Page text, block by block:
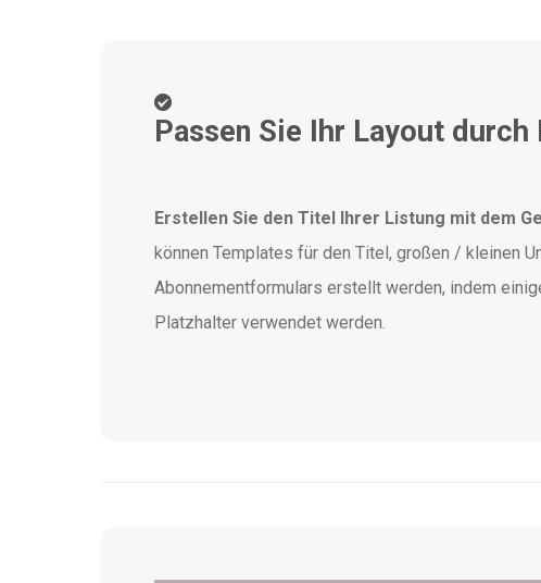
Passen Sie Ihr Layout
Erstellen Sie den Titel Ihrer Listung mit dem
können Templates für den Titel, großen / kleinen
Abonnementformulars erstellt werden, indem
Platzhalter verwendet werden.